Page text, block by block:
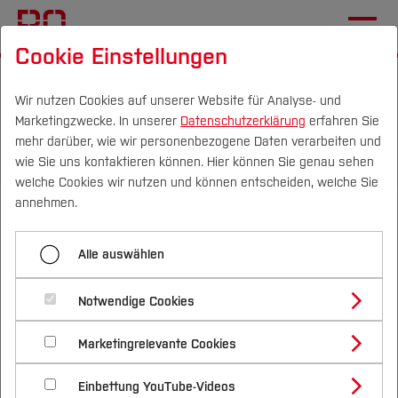
Campus Personen DE|EN Quicklinks
Studium
Studienangebote
Bachelorstudiengänge
Masterstudiengänge
Vor dem Studium
Bewerben & Einschreiben
Bewerbungsportal
Im Studium
Studienbüros und Prüfungen
Nach dem Studium
Forschung & Transfer
Profil
Forschungs- und Transferprofil
Schwerpunkte (FuT)
Beratung & Förderung
Nachhaltigkeit
Nachhaltigkeit studieren
International
Menü aufklappen
Lageplan & Anfahrt
Pressemitteilungen
Online-Magazin
Aktuelles
Terminkalender der
Hochschule Bochum
21.
Januar
Cookie Einstellungen
Wir nutzen Cookies auf unserer Website für Analyse- und
Marketingzwecke. In unserer Datenschutzerklärung erfahren Sie
mehr darüber, wie wir personenbezogene Daten verarbeiten und
wie Sie uns kontaktieren können. Hier können Sie genau sehen
welche Cookies wir nutzen und können entscheiden, welche Sie
annehmen.
Alle auswählen
Notwendige Cookies
Marketingrelevante Cookies
Einbettung YouTube-Videos